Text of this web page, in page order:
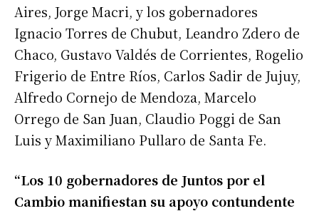
Aires, Jorge Macri, y los gobernadores
Ignacio Torres de Chubut, Leandro Zdero de
Chaco, Gustavo Valdés de Corrientes, Rogelio
Frigerio de Entre Ríos, Carlos Sadir de Jujuy,
Alfredo Cornejo de Mendoza, Marcelo
Orrego de San Juan, Claudio Poggi de San
Luis y Maximiliano Pullaro de Santa Fe.
“Los 10 gobernadores de Juntos por el
Cambio manifiestan su apoyo contundente